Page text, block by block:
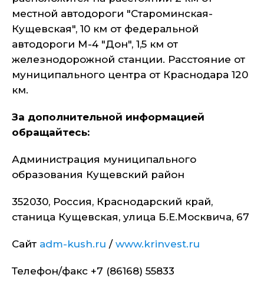
местной автодороги "Староминская-
Кущевская", 10 км от федеральной
автодороги М-4 "Дон", 1,5 км от
железнодорожной станции. Расстояние от
муниципального центра от Краснодара 120
км.
За дополнительной информацией
обращайтесь:
Администрация муниципального
образования Кущевский район
352030, Россия, Краснодарский край,
станица Кущевская, улица Б.Е.Москвича, 67
Сайт adm-kush.ru / www.krinvest.ru
Телефон/факс +7 (86168) 55833